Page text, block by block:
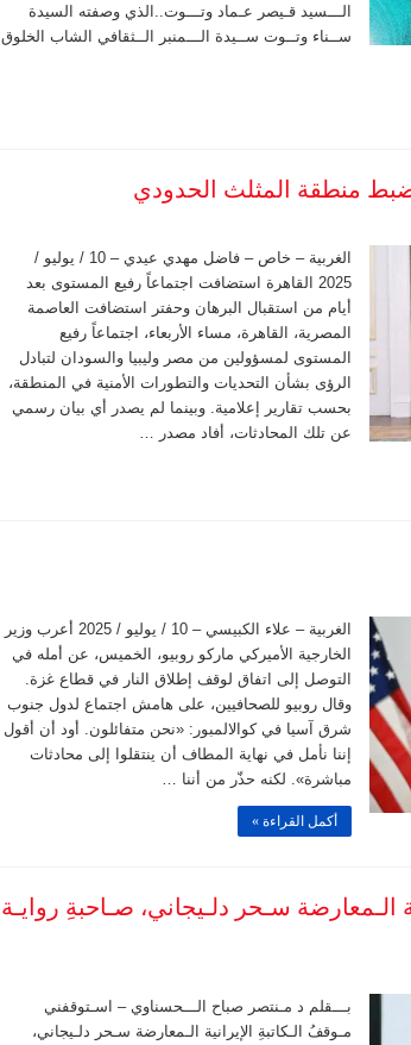
الـــسيد قـيصر عـماد وتـــوت..الذي وصفته السيدة
ســناء وتــوت ســيدة الـــمنبر الــثقافي الشاب الخلوق
منطقة المثلث الحدودي
الغربية – خاص – فاضل مهدي عيدي – 10 / يوليو /
2025 القاهرة استضافت اجتماعاً رفيع المستوى بعد
أيام من استقبال البرهان وحفتر استضافت العاصمة
المصرية، القاهرة، مساء الأربعاء، اجتماعاً رفيع
المستوى لمسؤولين من مصر وليبيا والسودان لتبادل
الرؤى بشأن التحديات والتطورات الأمنية في المنطقة،
بحسب تقارير إعلامية. وبينما لم يصدر أي بيان رسمي
عن تلك المحادثات، أفاد مصدر …
الغربية – علاء الكبيسي – 10 / يوليو / 2025 أعرب وزير
الخارجية الأميركي ماركو روبيو، الخميس، عن أمله في
التوصل إلى اتفاق لوقف إطلاق النار في قطاع غزة.
وقال روبيو للصحافيين، على هامش اجتماع لدول جنوب
شرق آسيا في كوالالمبور: «نحن متفائلون. أود أن أقول
إننا نأمل في نهاية المطاف أن ينتقلوا إلى محادثات
مباشرة». لكنه حذّر من أننا …
أكمل القراءة »
الـمعارضة سـحر دلـيجاني، صـاحبةِ روايـة
بـــقلم د مـنتصر صباح الـــحسناوي – اسـتوقفني
مـوقفُ الـكاتبةِ الإيرانية الـمعارضة سـحر دلـيجاني،